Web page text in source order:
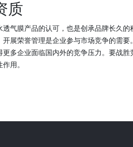
质
透气膜产品的认可，也是创承品牌长久
开展荣誉管理是企业参与市场竞争的需
更多企业面临国内外的竞争压力。要战
用。